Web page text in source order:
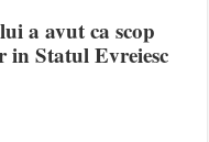
a avut ca scop
Statul Evreiesc